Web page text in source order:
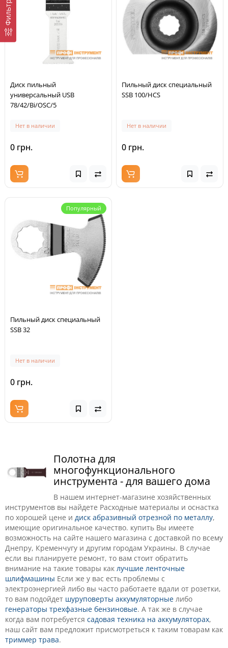
Фильтр
Диск пильный
универсальный USB
78/42/Bi/OSC/5
Нет в наличии
0 грн.
Пильный диск специальный
SSB 100/HCS
Нет в наличии
0 грн.
Популярный
Пильный диск специальный
SSB 32
Нет в наличии
0 грн.
Полотна для
многофункционального
инструмента - для вашего дома
В нашем интернет-магазине хозяйственных
инструментов вы найдете Расходные материалы и оснастка
по хорошей цене и диск абразивный отрезной по металлу,
имеющие оригинальное качество. купить Вы имеете
возможность на сайте нашего магазина с доставкой по всему
Днепру, Кременчугу и другим городам Украины. В случае
если вы планируете ремонт, то вам стоит обратить
внимание на такие товары как лучшие ленточные
шлифмашины Если же у вас есть проблемы с
электроэнергией либо вы часто работаете вдали от розетки,
то вам подойдет шуруповерты аккумуляторные либо
генераторы трехфазные бензиновые. А так же в случае
когда вам потребуется садовая техника на аккумуляторах,
наш сайт вам предложит присмотреться к таким товарам как
триммер трава.